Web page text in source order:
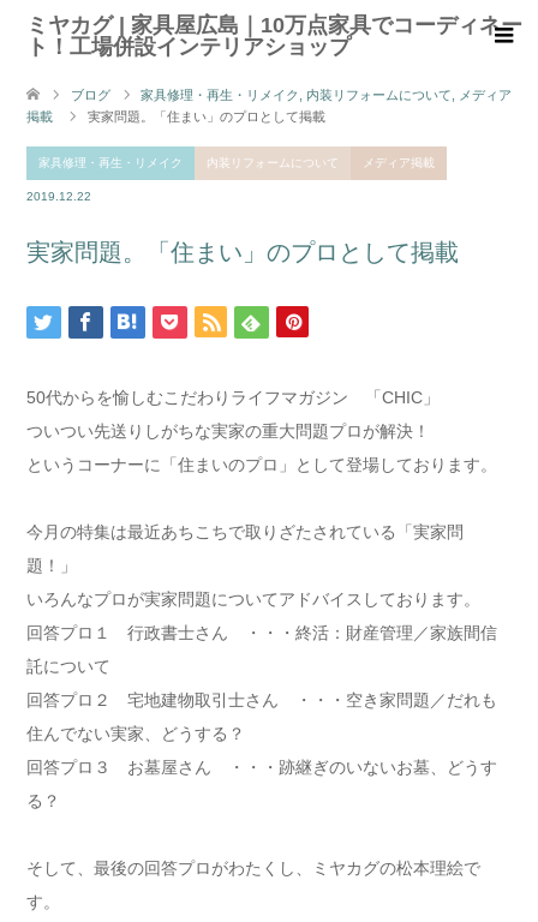
ミヤカグ | 家具屋広島｜10万点家具でコーディネー
ト！工場併設インテリアショップ
ブログ 家具修理・再生・リメイク 内装リフォームについて
メディア
掲載
実家問題。「住まい」のプロとして掲載
家具修理・再生・リメイク 内装リフォームについて メディア掲載
2019.12.22
実家問題。「住まい」のプロとして掲載
50代からを愉しむこだわりライフマガジン 「CHIC」
ついつい先送りしがちな実家の重大問題プロが解決！
というコーナーに「住まいのプロ」として登場しております。
今月の特集は最近あちこちで取りざたされている「実家問
題！」
いろんなプロが実家問題についてアドバイスしております。
回答プロ１ 行政書士さん ・・・終活：財産管理／家族間信
託について
回答プロ２ 宅地建物取引士さん ・・・空き家問題／だれも
住んでない実家、どうする？
回答プロ３ お墓屋さん ・・・跡継ぎのいないお墓、どうす
る？
そして、最後の回答プロがわたくし、ミヤカグの松本理絵で
す。